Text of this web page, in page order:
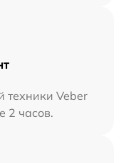
техники Veber
2 часов.